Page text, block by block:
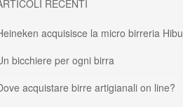
RECENTI
acquisisce la micro birreria Hibu
bicchiere per ogni birra
acquistare birre artigianali on line?